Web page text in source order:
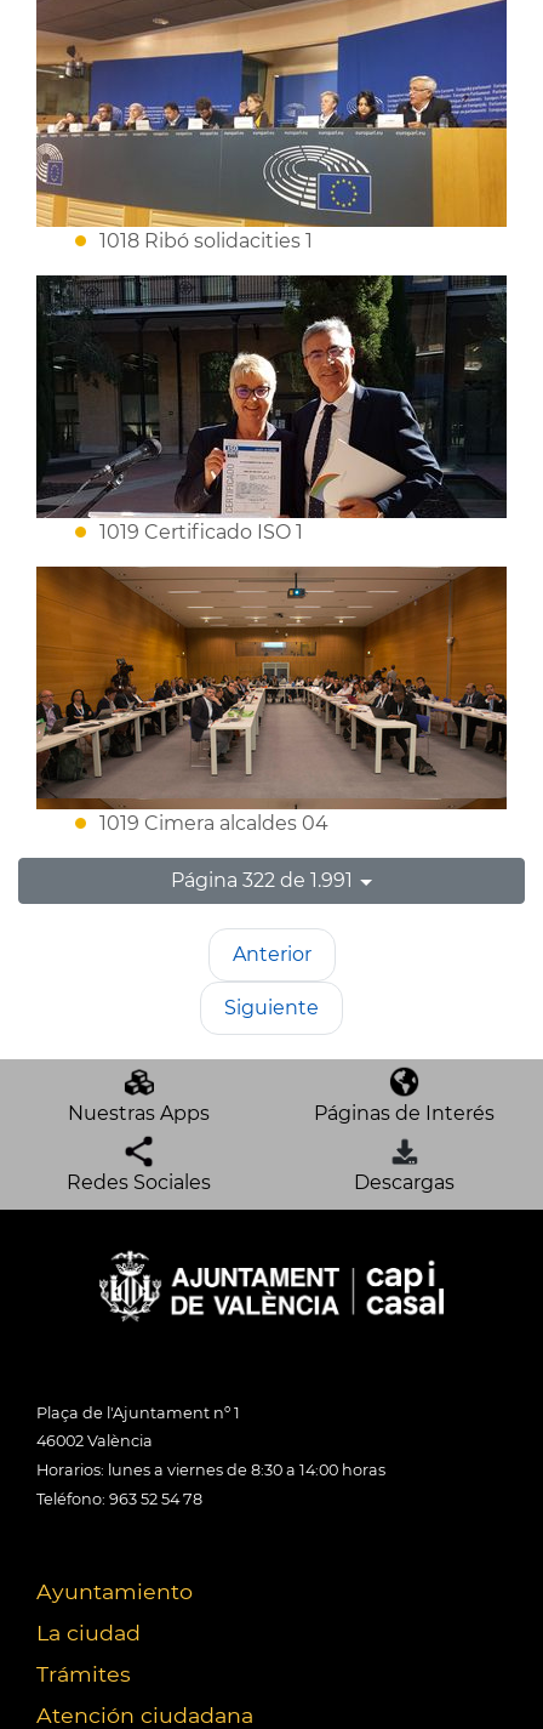
1018 Ribó solidacities 1
1019 Certificado ISO 1
1019 Cimera alcaldes 04
Página 322 de 1.991
Anterior
Siguiente
Nuestras Apps Páginas de Interés
Redes Sociales Descargas
Plaça de l'Ajuntament nº 1
46002 València
Horarios: lunes a viernes de 8:30 a 14:00 horas
Teléfono: 963 52 54 78
Ayuntamiento
La ciudad
Trámites
Atención ciudadana